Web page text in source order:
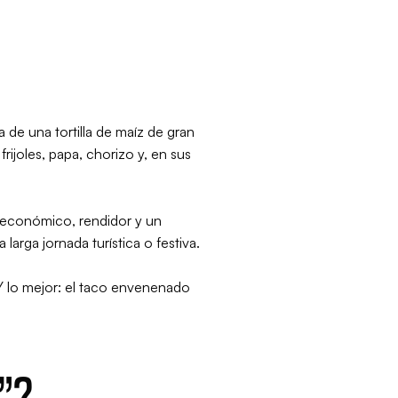
de una tortilla de maíz de gran
papa, chorizo y, en sus
rendidor y un
larga jornada turística o festiva.
lo mejor: el taco envenenado